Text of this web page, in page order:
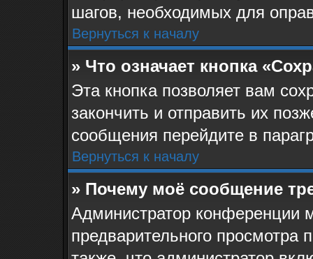
шагов, необходимых для
Вернуться к началу
» Что означает кнопка
Эта кнопка позволяет вам
закончить и отправить их
сообщения перейдите в
Вернуться к началу
» Почему моё сообщение
Администратор конференции
предварительного